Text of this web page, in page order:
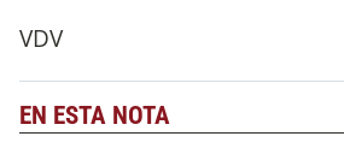
VDV
EN ESTA NOTA